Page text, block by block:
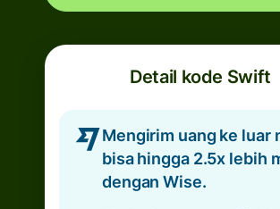
Detail kode Swift
Mengirim uang ke luar
bisa hingga 2.5x lebih
dengan Wise.